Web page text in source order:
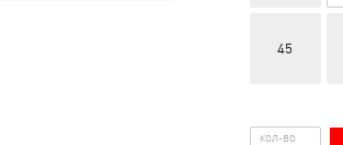
45
КОЛ-ВО